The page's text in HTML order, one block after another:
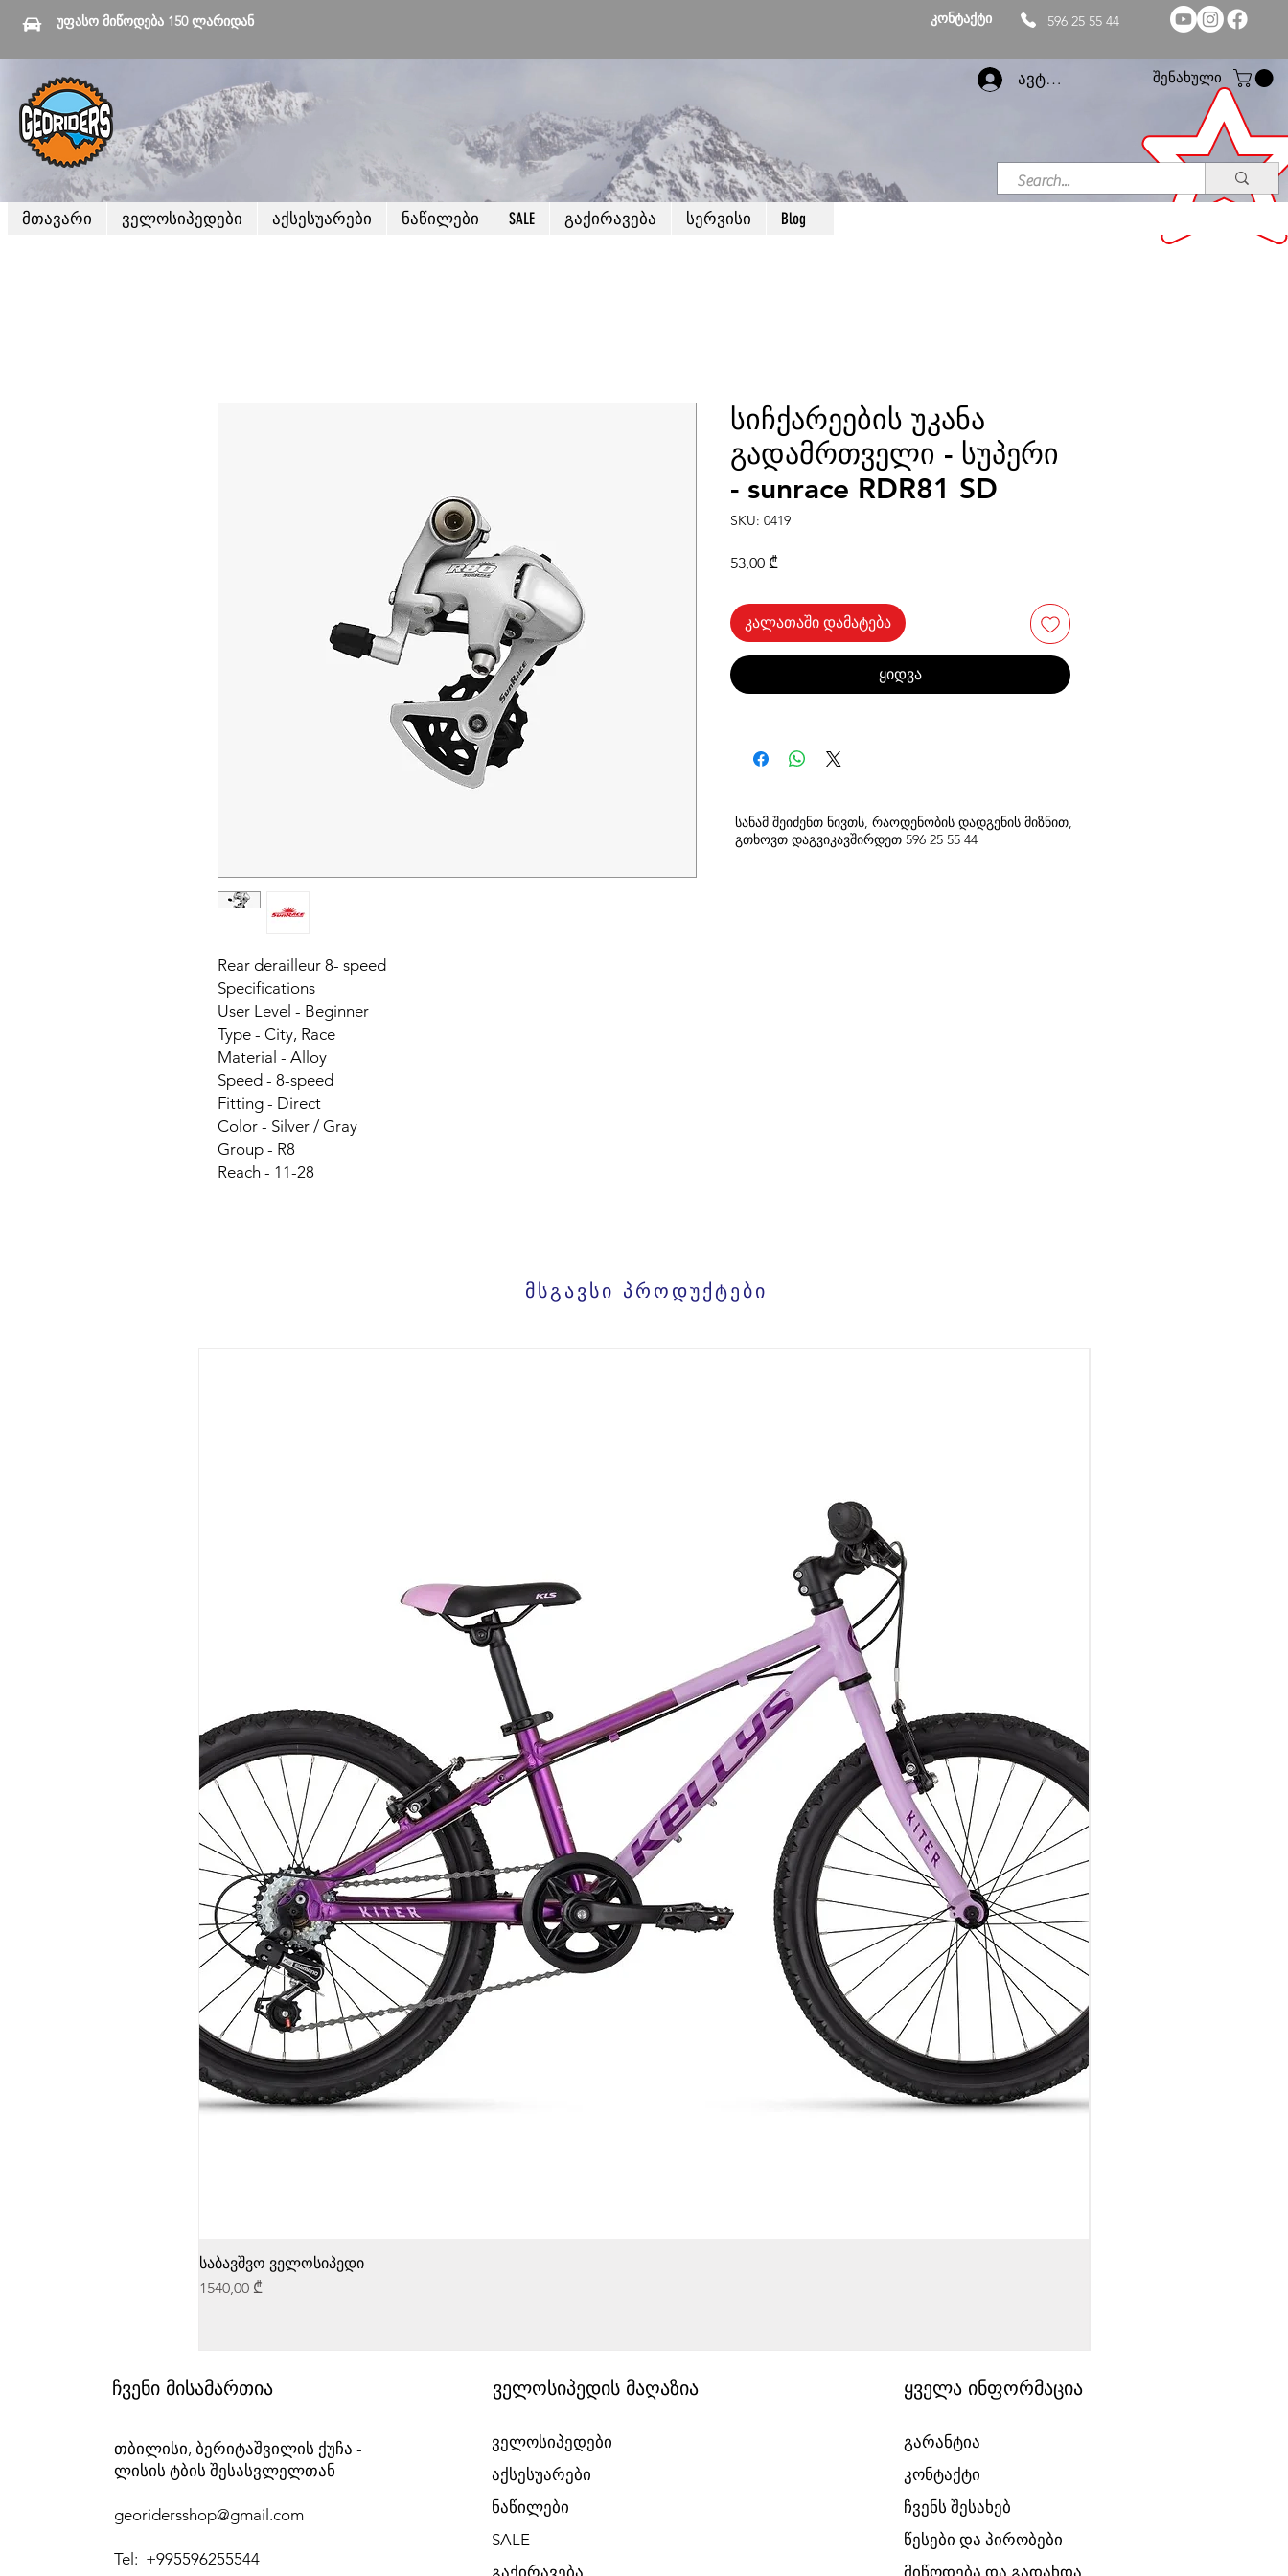
უფასო მიწოდება 150 ლარიდან კონტაქტი 596 25 55 44
ავტორიზაცია შენახული
მთავარი ველოსიპედები აქსესუარები ნაწილები SALE გაქირავება სერვისი Blog
Rear derailleur 8- speed
Specifications
User Level - Beginner
Type - City, Race
Material - Alloy
Speed - 8-speed
Fitting - Direct
Color - Silver / Gray
Group - R8
Reach - 11-28
სიჩქარეების უკანა
გადამრთველი - სუპერი
- sunrace RDR81 SD
SKU: 0419
53,00 ₾
კალათაში დამატება
ყიდვა
სანამ შეიძენთ ნივთს, რაოდენობის დადგენის მიზნით,
გთხოვთ დაგვიკავშირდეთ 596 25 55 44
მსგავსი პროდუქტები
საბავშვო ველოსიპედი
Price
1540,00 ₾
ჩვენი მისამართია
თბილისი, ბერიტაშვილის ქუჩა -
ლისის ტბის შესასვლელთან
georidersshop@gmail.com
Tel: +995596255544
ველოსიპედის მაღაზია
ველოსიპედები
აქსესუარები
ნაწილები
SALE
გაქირავება​
ყველა ინფორმაცია
გარანტია
კონტაქტი
ჩვენს შესახებ
წესები და პირობები
მიწოდება და გადახდა